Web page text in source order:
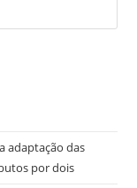
adaptação das
por dois